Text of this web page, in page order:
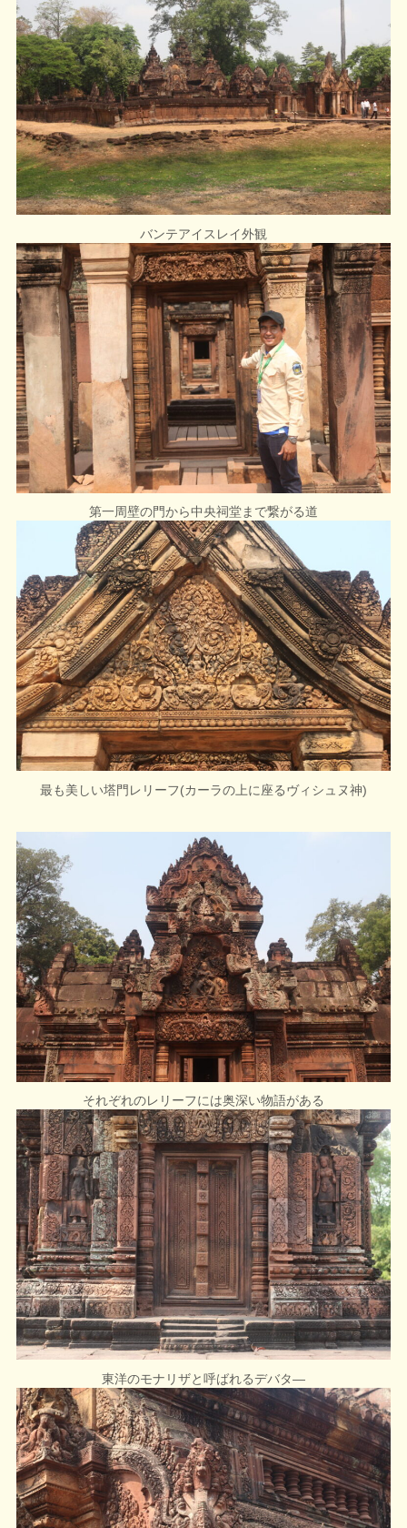
バンテアイスレイ外観
第一周壁の門から中央祠堂まで繋がる道
最も美しい塔門レリーフ(カーラの上に座るヴィシュヌ神)
それぞれのレリーフには奥深い物語がある
東洋のモナリザと呼ばれるデバタ―